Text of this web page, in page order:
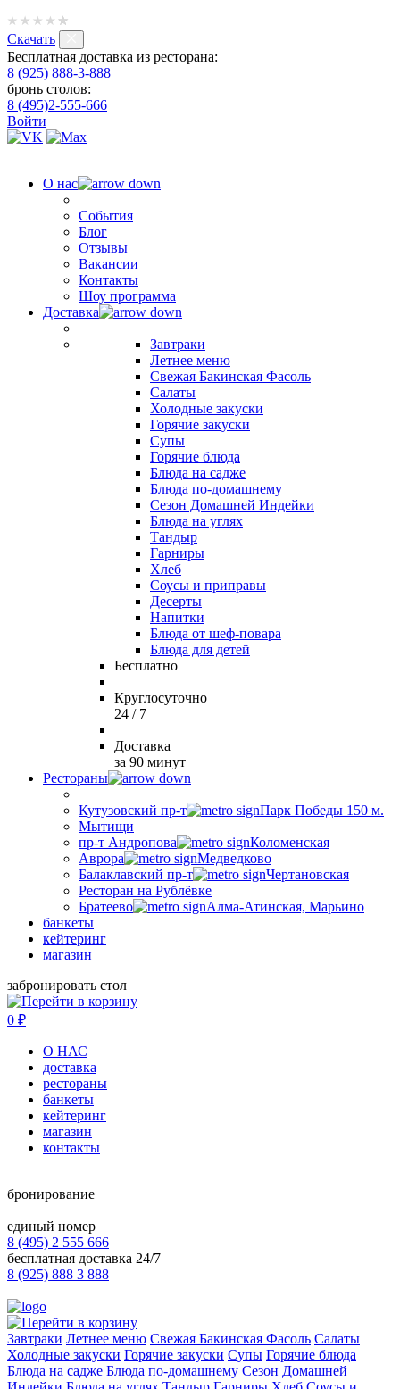
Скачать
Бесплатная доставка из ресторана:
8 (925) 888-3-888
бронь столов:
8 (495)2-555-666
Войти
О нас
События
Блог
Отзывы
Вакансии
Контакты
Шоу программа
Доставка
Завтраки
Летнее меню
Свежая Бакинская Фасоль
Салаты
Холодные закуски
Горячие закуски
Супы
Горячие блюда
Блюда на садже
Блюда по-домашнему
Сезон Домашней Индейки
Блюда на углях
Тандыр
Гарниры
Хлеб
Соусы и приправы
Десерты
Напитки
Блюда от шеф-повара
Блюда для детей
Бесплатно
Круглосуточно
24 / 7
Доставка
за 90 минут
Рестораны
Кутузовский пр-т
Парк Победы 150 м.
Мытищи
пр-т Андропова
Коломенская
Аврора
Медведково
Балаклавский пр-т
Чертановская
Ресторан на Рублёвке
Братеево
Алма-Атинская, Марьино
банкеты
кейтеринг
магазин
забронировать стол
0 ₽
О НАС
доставка
рестораны
банкеты
кейтеринг
магазин
контакты
бронирование
единый номер
8 (495) 2 555 666
бесплатная доставка 24/7
8 (925) 888 3 888
Завтраки Летнее меню Свежая Бакинская Фасоль Салаты
Холодные закуски Горячие закуски Супы Горячие блюда
Блюда на садже Блюда по-домашнему Сезон Домашней